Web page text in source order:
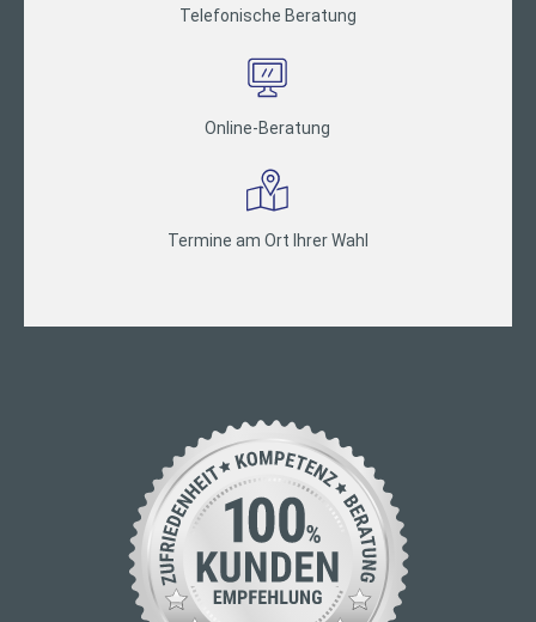
Telefonische Beratung
Online-Beratung
Termine am Ort Ihrer Wahl